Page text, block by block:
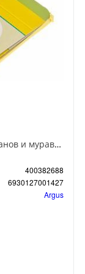
Argus Клеевая ловушка-домик от тараканов и муравьев
400382688
6930127001427
Argus